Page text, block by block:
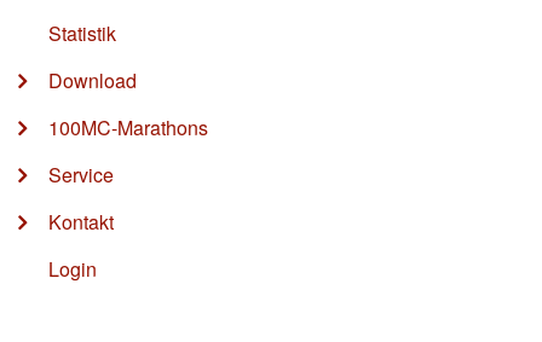
Statistik
Download
100MC-Marathons
Service
Kontakt
Login